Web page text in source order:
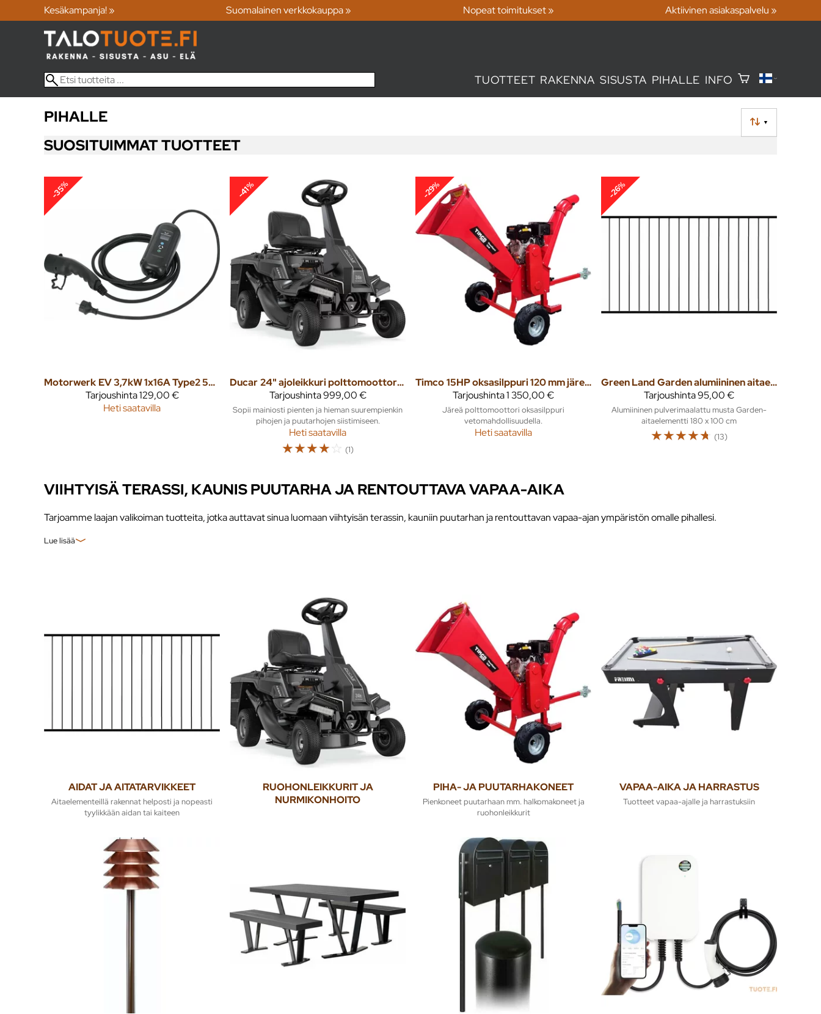
Kesäkampanja! » Suomalainen verkkokauppa » Nopeat toimitukset » Aktiivinen asiakaspalvelu »
TUOTTEET RAKENNA SISUSTA PIHALLE INFO
▼
PIHALLE
SUOSITUIMMAT TUOTTEET
-35%
Motorwerk
EV 3,7kW 1x16A Type2 5m sähköauton latausasema
Tarjoushinta129,00 €
Heti saatavilla
-41%
Ducar
24" ajoleikkuri polttomoottorilla
Tarjoushinta999,00 €
Sopii mainiosti pienten ja hieman suurempienkin
pihojen ja puutarhojen siistimiseen.
Heti saatavilla
☆☆☆☆☆ (1)
-29%
Timco
15HP oksasilppuri 120 mm järeä polttomoottori oksasilppuri
Tarjoushinta1 350,00 €
Järeä polttomoottori oksasilppuri
vetomahdollisuudella.
Heti saatavilla
-26%
Green Land
Garden alumiininen aitaelementti 100x180cm, musta
Tarjoushinta95,00 €
Alumiininen pulverimaalattu musta Garden-
aitaelementti 180 x 100 cm
☆☆☆☆☆ (13)
VIIHTYISÄ TERASSI, KAUNIS PUUTARHA JA RENTOUTTAVA VAPAA-AIKA
Tarjoamme laajan valikoiman tuotteita, jotka auttavat sinua luomaan viihtyisän terassin, kauniin puutarhan ja rentouttavan vapaa-ajan ympäristön omalle pihallesi.
Lue lisää
AIDAT JA AITATARVIKKEET
Aitaelementeillä rakennat helposti ja nopeasti
tyylikkään aidan tai kaiteen
RUOHONLEIKKURIT JA
NURMIKONHOITO
PIHA- JA PUUTARHAKONEET
Pienkoneet puutarhaan mm. halkomakoneet ja
ruohonleikkurit
VAPAA-AIKA JA HARRASTUS
Tuotteet vapaa-ajalle ja harrastuksiin